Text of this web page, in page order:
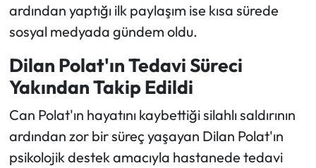
ardından yaptığı ilk paylaşım ise kısa sürede
sosyal medyada gündem oldu.
Dilan Polat'ın Tedavi Süreci
Yakından Takip Edildi
Can Polat'ın hayatını kaybettiği silahlı saldırının
ardından zor bir süreç yaşayan Dilan Polat'ın
psikolojik destek amacıyla hastanede tedavi
Teknoloji